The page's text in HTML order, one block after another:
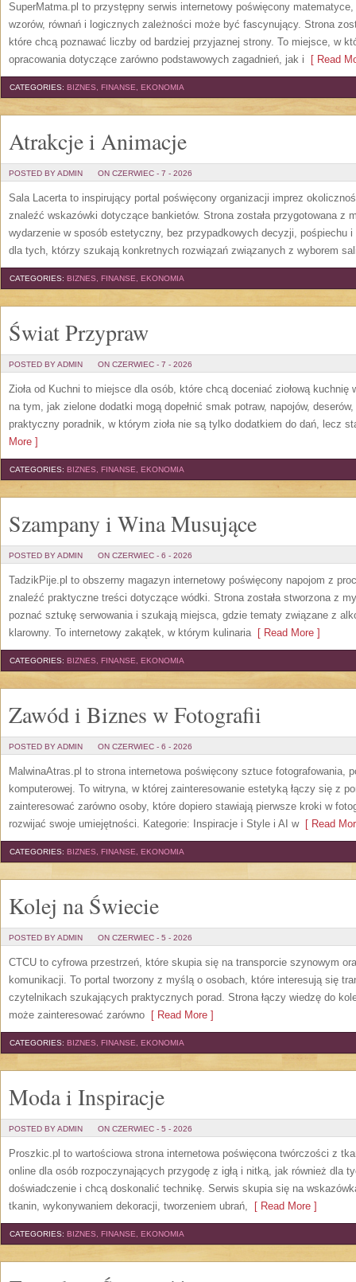
SuperMatma.pl to przystępny serwis internetowy poświęcony
wzorów, równań i logicznych zależności może być fascynujący. Strona
które chcą poznawać liczby od bardziej przyjaznej strony. To miejsce, w
opracowania dotyczące zarówno podstawowych zagadnień, jak i [ Read
CATEGORIES: BIZNES, FINANSE, EKONOMIA
Atrakcje i Animacje
POSTED BY ADMIN ON CZERWIEC - 7 - 2026
Sala Lacerta to inspirujący portal poświęcony organizacji imprez
znaleźć wskazówki dotyczące bankietów. Strona została przygotowana z
wydarzenie w sposób estetyczny, bez przypadkowych decyzji, pośpiechu
dla tych, którzy szukają konkretnych rozwiązań związanych z wyborem
CATEGORIES: BIZNES, FINANSE, EKONOMIA
Świat Przypraw
POSTED BY ADMIN ON CZERWIEC - 7 - 2026
Zioła od Kuchni to miejsce dla osób, które chcą doceniać ziołową
na tym, jak zielone dodatki mogą dopełnić smak potraw, napojów,
praktyczny poradnik, w którym zioła nie są tylko dodatkiem do dań, lecz
More ]
CATEGORIES: BIZNES, FINANSE, EKONOMIA
Szampany i Wina Musujące
POSTED BY ADMIN ON CZERWIEC - 6 - 2026
TadzikPije.pl to obszerny magazyn internetowy poświęcony napojom z
znaleźć praktyczne treści dotyczące wódki. Strona została stworzona z
poznać sztukę serwowania i szukają miejsca, gdzie tematy związane z
klarowny. To internetowy zakątek, w którym kulinaria[ Read More ]
CATEGORIES: BIZNES, FINANSE, EKONOMIA
Zawód i Biznes w Fotografii
POSTED BY ADMIN ON CZERWIEC - 6 - 2026
MalwinaAtras.pl to strona internetowa poświęcony sztuce fotografowania,
komputerowej. To witryna, w której zainteresowanie estetyką łączy się z
zainteresować zarówno osoby, które dopiero stawiają pierwsze kroki w
rozwijać swoje umiejętności. Kategorie: Inspiracje i Style i AI w[ Read
CATEGORIES: BIZNES, FINANSE, EKONOMIA
Kolej na Świecie
POSTED BY ADMIN ON CZERWIEC - 5 - 2026
CTCU to cyfrowa przestrzeń, które skupia się na transporcie szynowym
komunikacji. To portal tworzony z myślą o osobach, które interesują się
czytelnikach szukających praktycznych porad. Strona łączy wiedzę do
może zainteresować zarówno [ Read More ]
CATEGORIES: BIZNES, FINANSE, EKONOMIA
Moda i Inspiracje
POSTED BY ADMIN ON CZERWIEC - 5 - 2026
Proszkic.pl to wartościowa strona internetowa poświęcona twórczości z
online dla osób rozpoczynających przygodę z igłą i nitką, jak również dla
doświadczenie i chcą doskonalić technikę. Serwis skupia się na
tkanin, wykonywaniem dekoracji, tworzeniem ubrań, [ Read More ]
CATEGORIES: BIZNES, FINANSE, EKONOMIA